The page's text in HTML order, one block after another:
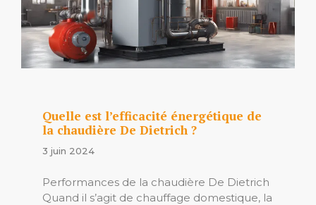
Quelle est l’efficacité énergétique de
la chaudière De Dietrich ?
3 juin 2024
Performances de la chaudière De Dietrich
Quand il s’agit de chauffage domestique, la